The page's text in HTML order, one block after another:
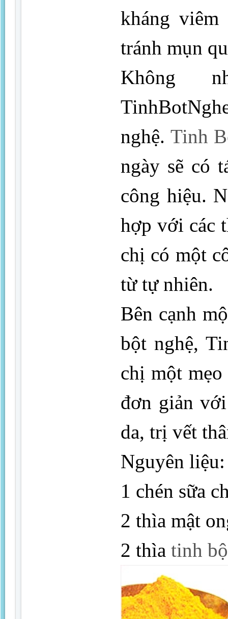
kháng viêm
tránh mụn
Không
nghệ. Tinh
ngày sẽ có
công hiệu.
hợp với các
chị có một
từ tự nhiên.
Bên cạnh
bột nghệ,
chị một
đơn giản
da, trị vết
Nguyên liệu:
1 chén sữa
2 thìa mật
2 thìa tinh